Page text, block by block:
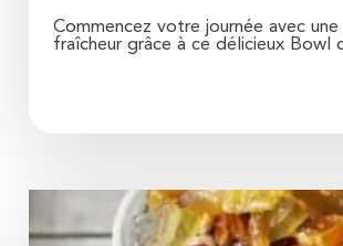
Commencez votre journée avec
fraîcheur grâce à ce délicieux Bowl